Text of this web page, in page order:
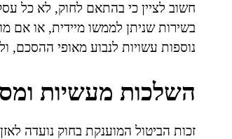
חשוב לציין כי בהתאם לחוק, לא כל
נוספות עשויות לנבוע מאופי ההסכם,
השלכות מעשיות
זכות הביטול המוענקת בחוק נועדה